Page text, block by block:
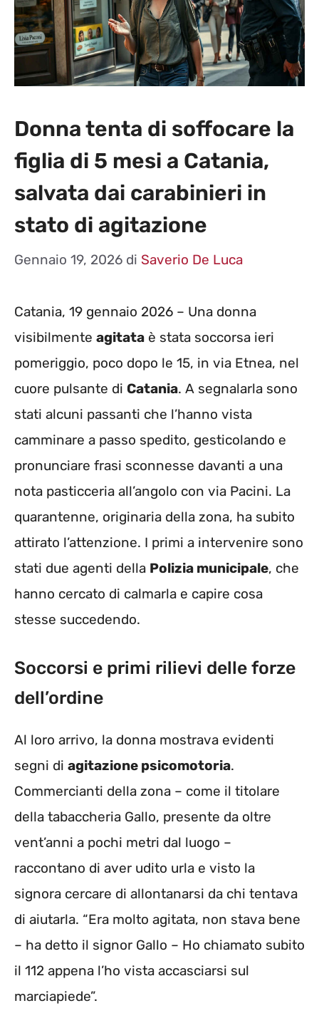
Donna tenta di soffocare la
figlia di 5 mesi a Catania,
salvata dai carabinieri in
stato di agitazione
Gennaio 19, 2026 di Saverio De Luca
Catania, 19 gennaio 2026 – Una donna
visibilmente agitata è stata soccorsa ieri
pomeriggio, poco dopo le 15, in via Etnea, nel
cuore pulsante di Catania. A segnalarla sono
stati alcuni passanti che l’hanno vista
camminare a passo spedito, gesticolando e
pronunciare frasi sconnesse davanti a una
nota pasticceria all’angolo con via Pacini. La
quarantenne, originaria della zona, ha subito
attirato l’attenzione. I primi a intervenire sono
stati due agenti della Polizia municipale, che
hanno cercato di calmarla e capire cosa
stesse succedendo.
Soccorsi e primi rilievi delle forze
dell’ordine
Al loro arrivo, la donna mostrava evidenti
segni di agitazione psicomotoria.
Commercianti della zona – come il titolare
della tabaccheria Gallo, presente da oltre
vent’anni a pochi metri dal luogo –
raccontano di aver udito urla e visto la
signora cercare di allontanarsi da chi tentava
di aiutarla. “Era molto agitata, non stava bene
– ha detto il signor Gallo – Ho chiamato subito
il 112 appena l’ho vista accasciarsi sul
marciapiede”.